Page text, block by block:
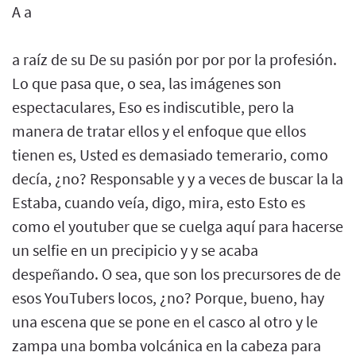
A a
a raíz de su De su pasión por por por la profesión.
Lo que pasa que, o sea, las imágenes son
espectaculares, Eso es indiscutible, pero la
manera de tratar ellos y el enfoque que ellos
tienen es, Usted es demasiado temerario, como
decía, ¿no? Responsable y y a veces de buscar la la
Estaba, cuando veía, digo, mira, esto Esto es
como el youtuber que se cuelga aquí para hacerse
un selfie en un precipicio y y se acaba
despeñando. O sea, que son los precursores de de
esos YouTubers locos, ¿no? Porque, bueno, hay
una escena que se pone en el casco al otro y le
zampa una bomba volcánica en la cabeza para